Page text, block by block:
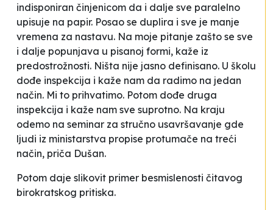
indisponiran činjenicom da i dalje sve paralelno
upisuje na papir. Posao se duplira i sve je manje
vremena za nastavu. Na moje pitanje zašto se sve
i dalje popunjava u pisanoj formi, kaže iz
predostrožnosti. Ništa nije jasno definisano. U školu
dođe inspekcija i kaže nam da radimo na jedan
način. Mi to prihvatimo. Potom dođe druga
inspekcija i kaže nam sve suprotno. Na kraju
odemo na seminar za stručno usavršavanje gde
ljudi iz ministarstva propise protumače na treći
način, priča Dušan.
Potom daje slikovit primer besmislenosti čitavog
birokratskog pritiska.